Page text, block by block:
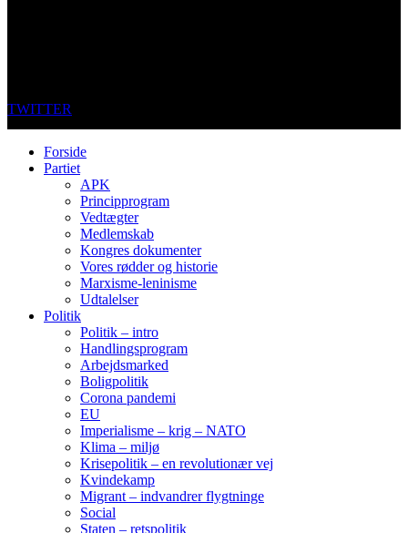
TWITTER
Forside
Partiet
APK
Principprogram
Vedtægter
Medlemskab
Kongres dokumenter
Vores rødder og historie
Marxisme-leninisme
Udtalelser
Politik
Politik – intro
Handlingsprogram
Arbejdsmarked
Boligpolitik
Corona pandemi
EU
Imperialisme – krig – NATO
Klima – miljø
Krisepolitik – en revolutionær vej
Kvindekamp
Migrant – indvandrer flygtninge
Social
Staten – retspolitik